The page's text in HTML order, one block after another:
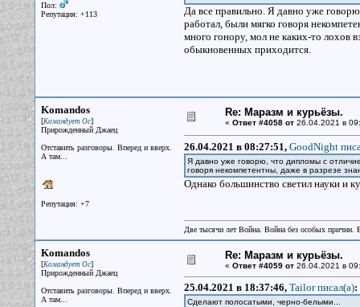
Пол:
Репутация: +113
Да все правильно. Я давно уже
работал, были мягко говоря
много гонору, мол не каких-то лохов
обыкновенных приходится.
Komandos
[Командует Ос]
Прирожденный Джаец
Отставить разговоры. Вперед и вверх.
А там...
Репутация: +7
Re: Маразм и курьёзы.
« Ответ #4058 от26.04.2021 в
26.04.2021 в 08:27:51, GoodNight
Я давно уже говорю, что дипломы с
говоря некомпетентны, даже в разрезе
Однако большинство светил науки и
Две тысячи лет Война. Война без особых
Komandos
[Командует Ос]
Прирожденный Джаец
Отставить разговоры. Вперед и вверх.
А там...
Re: Маразм и курьёзы.
« Ответ #4059 от26.04.2021 в
25.04.2021 в 18:37:46, Tailor писал(a):
Сделают полосатыми, черно-белыми...